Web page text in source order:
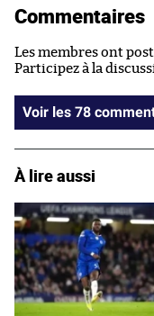
Commentaires
Les membres ont
Participez à la
Voir les 78
À lire aussi